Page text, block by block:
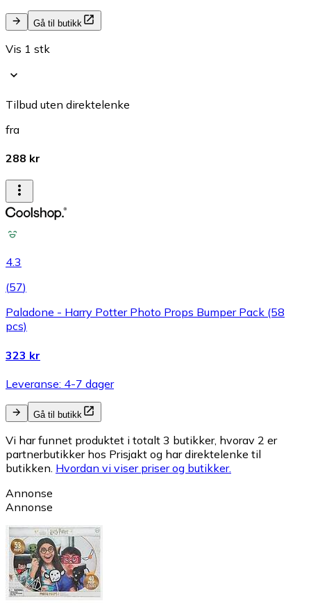
Gå til butikk
Vis 1 stk
Tilbud uten direktelenke
fra
288 kr
4.3
(57)
Paladone - Harry Potter Photo Props Bumper Pack (58
pcs)
323 kr
Leveranse: 4-7 dager
Gå til butikk
Vi har funnet produktet i totalt 3 butikker, hvorav 2 er
partnerbutikker hos Prisjakt og har direktelenke til
butikken. Hvordan vi viser priser og butikker.
Annonse
Annonse